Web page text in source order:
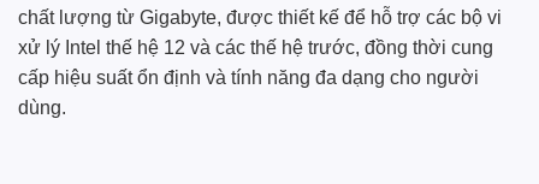
chất lượng từ Gigabyte, được thiết kế để hỗ trợ các bộ vi
xử lý Intel thế hệ 12 và các thế hệ trước, đồng thời cung
cấp hiệu suất ổn định và tính năng đa dạng cho người
dùng.